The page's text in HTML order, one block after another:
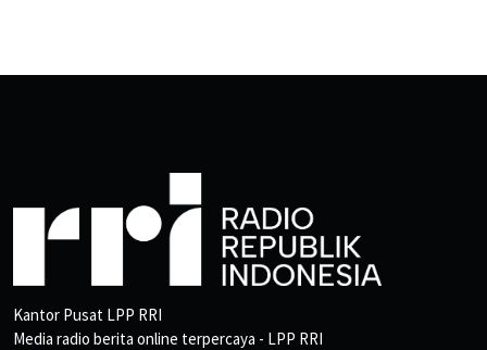
Kantor Pusat LPP RRI
Media radio berita online terpercaya - LPP RRI